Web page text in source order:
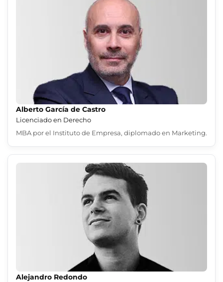
Alberto García de Castro
Licenciado en Derecho
MBA por el Instituto de Empresa, diplomado en Marketing.
Alejandro Redondo